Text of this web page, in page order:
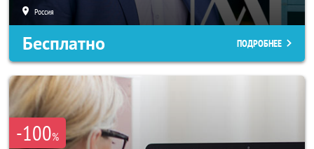
Россия
Бесплатно ПОДРОБНЕЕ
-100%